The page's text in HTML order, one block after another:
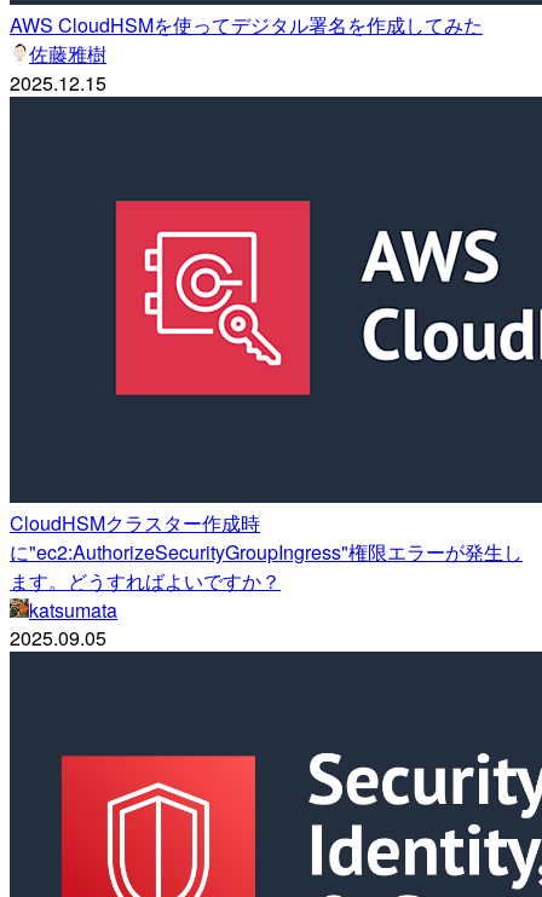
AWS CloudHSMを使ってデジタル署名を作成してみた
佐藤雅樹
2025.12.15
CloudHSMクラスター作成時
に"ec2:AuthorizeSecurityGroupIngress"権限エラーが発生し
ます。どうすればよいですか？
katsumata
2025.09.05